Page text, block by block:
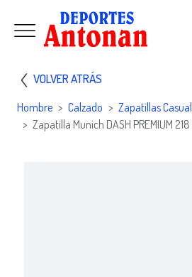
VOLVER ATRÁS
Hombre Calzado
Zapatillas Casual
Zapatilla Munich DASH PREMIUM 218